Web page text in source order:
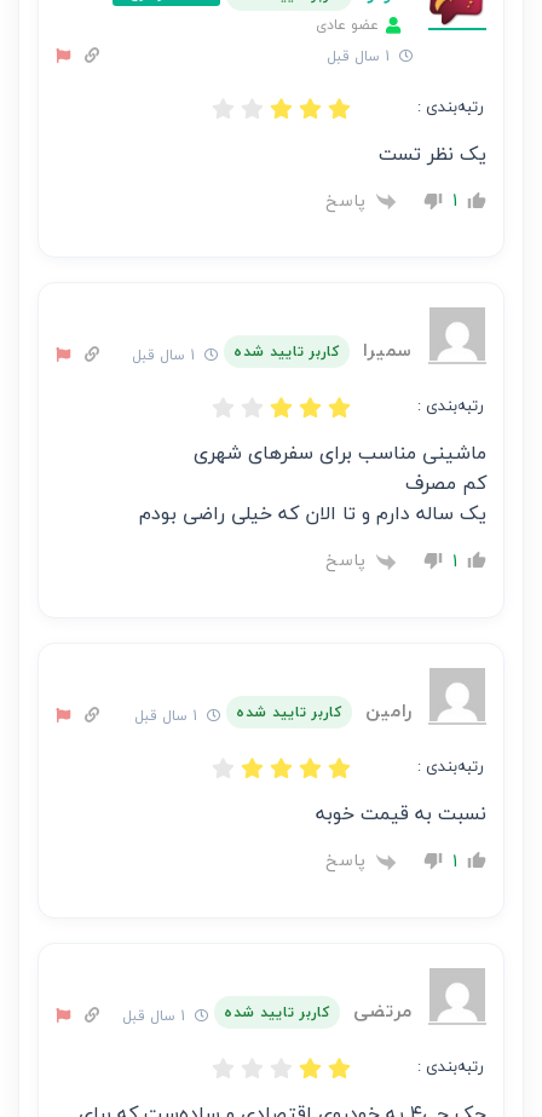
عضو عادی
رتبه‌بندی :
یک نظر تست
1 پاسخ
سمیرا کاربر تایید شده
رتبه‌بندی :
ماشینی مناسب برای سفرهای شهری
کم مصرف
یک ساله دارم و تا الان که خیلی راضی بودم
1 پاسخ
رامین کاربر تایید شده
رتبه‌بندی :
نسبت به قیمت خوبه
1 پاسخ
مرتضی کاربر تایید شده
رتبه‌بندی :